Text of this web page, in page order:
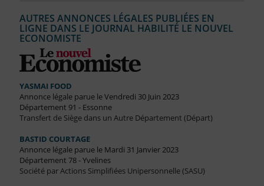
AUTRES ANNONCES LÉGALES PUBLIÉES EN
LIGNE DANS LE JOURNAL HABILITÉ LE NOUVEL
ECONOMISTE
YASMAI FOOD
Annonce légale parue le Vendredi 30 Juin 2023
Département 91 - Essonne
Transfert de Siège dans un Autre Département (Départ)
BASTID COURTAGE
Annonce légale parue le Mardi 31 Janvier 2023
Département 78 - Yvelines
Société par Actions Simplifiées Unipersonnelle (SASU)